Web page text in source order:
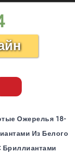
Ожерелья 18-
Из Белого